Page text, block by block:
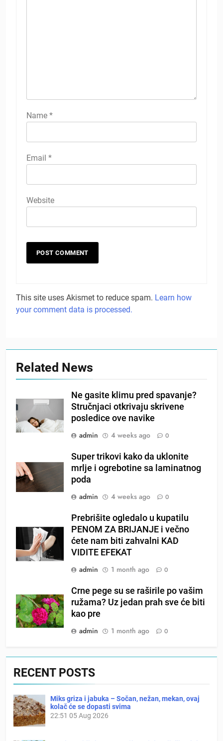
Name *
Email *
Website
This site uses Akismet to reduce spam. Learn how
your comment data is processed.
Related News
Ne gasite klimu pred spavanje?
Stručnjaci otkrivaju skrivene
posledice ove navike
admin
4 weeks ago 0
Super trikovi kako da uklonite
mrlje i ogrebotine sa laminatnog
poda
admin
4 weeks ago 0
Prebrišite ogledalo u kupatilu
PENOM ZA BRIJANJE i večno
ćete nam biti zahvalni KAD
VIDITE EFEKAT
admin
1 month ago 0
Crne pege su se raširile po vašim
ružama? Uz jedan prah sve će biti
kao pre
admin
1 month ago 0
RECENT POSTS
Miks griza i jabuka – Sočan, nežan, mekan, ovaj
kolač će se dopasti svima
22:51 05 Aug 2026